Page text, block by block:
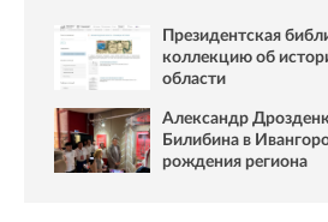
Президентская
коллекцию об
области
Александр
Билибина в
рождения региона